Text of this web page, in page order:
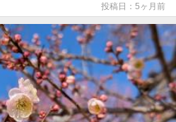
投稿日：5ヶ月前